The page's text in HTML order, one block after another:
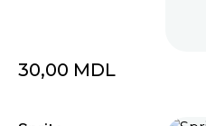
30,00 MDL